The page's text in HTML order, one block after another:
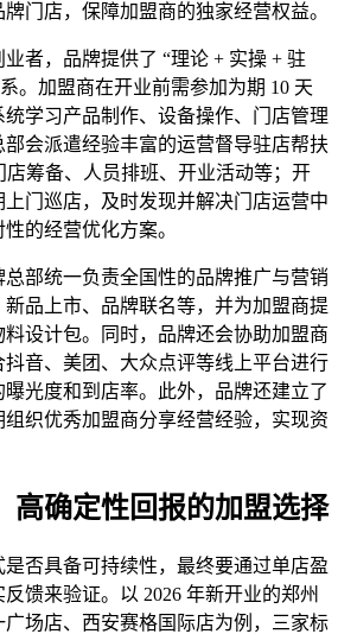
门店，保障加盟商的独家经营权益。
者，品牌提供了 “理论 + 实操 + 驻
。加盟商在开业前需参加为期 10 天
学习产品制作、设备操作、门店管理
会派遣经验丰富的运营督导驻店帮扶
店筹备、人员排班、开业活动等；开
门巡店，及时发现并解决门店运营中
的经营优化方案。
部统一负责全国性的品牌推广与营销
品上市、品牌联名等，并为加盟商提
设计包。同时，品牌还会协助加盟商
音、美团、大众点评等线上平台进行
光度和到店率。此外，品牌还建立了
织优秀加盟商分享经营经验，实现资
高确定性回报的加盟选择
否具备可持续性，最终要通过单店盈
馈来验证。以 2026 年新开业的郑州
场店、西安赛格国际店为例，三家标